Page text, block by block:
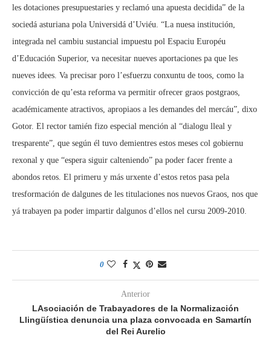
les dotaciones presupuestaries y reclamó una apuesta decidida” de la
sociedá asturiana pola Universidá d’Uviéu. “La nuesa institución,
integrada nel cambiu sustancial impuestu pol Espaciu Européu
d’Educación Superior, va necesitar nueves aportaciones pa que les
nueves idees. Va precisar poro l’esfuerzu conxuntu de toos, como la
convicción de qu’esta reforma va permitir ofrecer graos postgraos,
académicamente atractivos, apropiaos a les demandes del mercáu”, dixo
Gotor. El rector tamién fizo especial mención al “dialogu lleal y
tresparente”, que según él tuvo demientres estos meses col gobiernu
rexonal y que “espera siguir calteniendo” pa poder facer frente a
abondos retos. El primeru y más urxente d’estos retos pasa pela
tresformación de dalgunes de les titulaciones nos nuevos Graos, nos que
yá trabayen pa poder impartir dalgunos d’ellos nel cursu 2009-2010.
0
Anterior
LAsociación de Trabayadores de la Normalización
Llingüística denuncia una plaza convocada en Samartín
del Rei Aurelio